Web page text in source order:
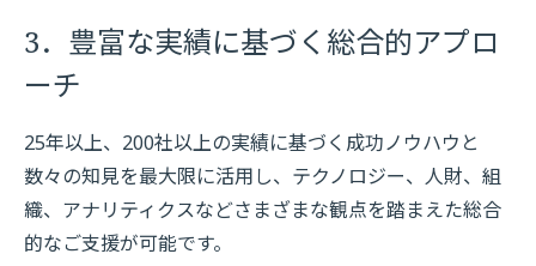
3．豊富な実績に基づく総合的アプロ
ーチ
25年以上、200社以上の実績に基づく成功ノウハウと
数々の知見を最大限に活用し、テクノロジー、人財、組
織、アナリティクスなどさまざまな観点を踏まえた総合
的なご支援が可能です。